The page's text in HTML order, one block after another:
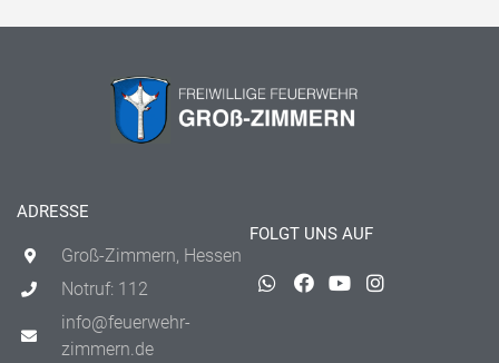
ADRESSE
Groß-Zimmern, Hessen
Notruf: 112
info@feuerwehr-
zimmern.de
FOLGT UNS AUF